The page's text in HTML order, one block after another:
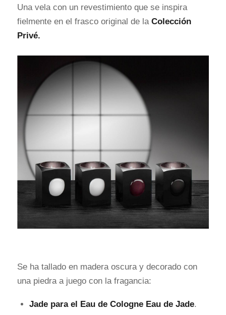
Una vela con un revestimiento que se inspira
fielmente en el frasco original de la Colección
Privé.
Se ha tallado en madera oscura y decorado con
una piedra a juego con la fragancia:
Jade para el Eau de Cologne Eau de Jade.